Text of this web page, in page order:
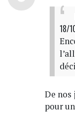
18/
De nos
pour